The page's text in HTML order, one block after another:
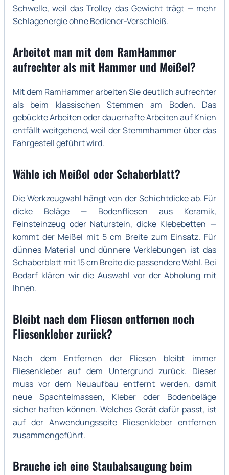
Schwelle, weil das Trolley das Gewicht trägt — mehr
Schlagenergie ohne Bediener-Verschleiß.
Arbeitet man mit dem RamHammer
aufrechter als mit Hammer und Meißel?
Mit dem RamHammer arbeiten Sie deutlich aufrechter
als beim klassischen Stemmen am Boden. Das
gebückte Arbeiten oder dauerhafte Arbeiten auf Knien
entfällt weitgehend, weil der Stemmhammer über das
Fahrgestell geführt wird.
Wähle ich Meißel oder Schaberblatt?
Die Werkzeugwahl hängt von der Schichtdicke ab. Für
dicke Beläge — Bodenfliesen aus Keramik,
Feinsteinzeug oder Naturstein, dicke Klebebetten —
kommt der Meißel mit 5 cm Breite zum Einsatz. Für
dünnes Material und dünnere Verklebungen ist das
Schaberblatt mit 15 cm Breite die passendere Wahl. Bei
Bedarf klären wir die Auswahl vor der Abholung mit
Ihnen.
Bleibt nach dem Fliesen entfernen noch
Fliesenkleber zurück?
Nach dem Entfernen der Fliesen bleibt immer
Fliesenkleber auf dem Untergrund zurück. Dieser
muss vor dem Neuaufbau entfernt werden, damit
neue Spachtelmassen, Kleber oder Bodenbeläge
sicher haften können. Welches Gerät dafür passt, ist
auf der Anwendungsseite Fliesenkleber entfernen
zusammengeführt.
Brauche ich eine Staubabsaugung beim